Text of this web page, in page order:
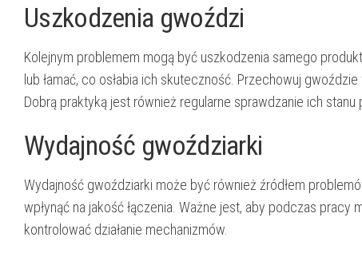
Uszkodzenia gwoździ
Kolejnym problemem mogą być uszkodzenia samego
lub łamać, co osłabia ich skuteczność. Przechowuj
Dobrą praktyką jest również regularne sprawdzanie ich
Wydajność gwoździarki
Wydajność gwoździarki może być również źródłem
wpłynąć na jakość łączenia. Ważne jest, aby podczas
kontrolować działanie mechanizmów.